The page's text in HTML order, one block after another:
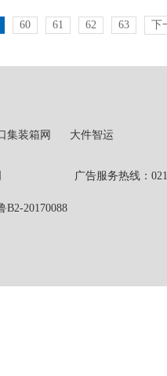
60 61 62 63 下
集装箱网
大件智运
公司 广告服务热线：021-
20170088